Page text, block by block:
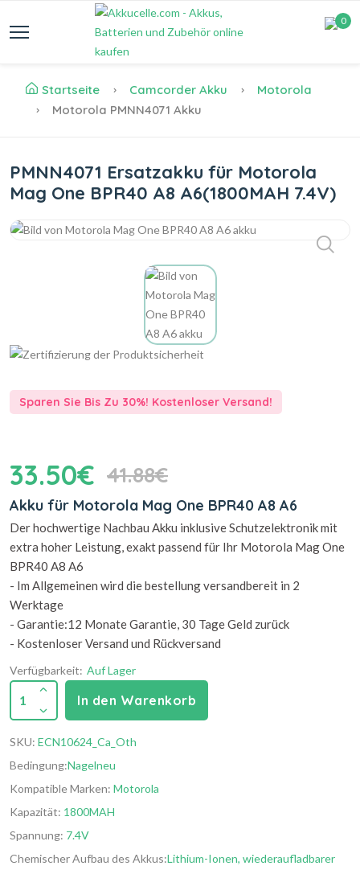
0
Startseite Camcorder Akku
Motorola
Motorola PMNN4071 Akku
PMNN4071 Ersatzakku für Motorola
Mag One BPR40 A8 A6(1800MAH 7.4V)
Sparen Sie Bis Zu 30%! Kostenloser Versand!
33.50€ 41.88€
Akku für Motorola Mag One BPR40 A8 A6
Der hochwertige Nachbau Akku inklusive Schutzelektronik mit
extra hoher Leistung, exakt passend für Ihr Motorola Mag One
BPR40 A8 A6
- Im Allgemeinen wird die bestellung versandbereit in 2
Werktage
- Garantie:12 Monate Garantie, 30 Tage Geld zurück
- Kostenloser Versand und Rückversand
Verfügbarkeit: Auf Lager
1 In den Warenkorb
SKU: ECN10624_Ca_Oth
Bedingung:Nagelneu
Kompatible Marken: Motorola
Kapazität: 1800MAH
Spannung: 7.4V
Chemischer Aufbau des Akkus:Lithium-Ionen, wiederaufladbarer